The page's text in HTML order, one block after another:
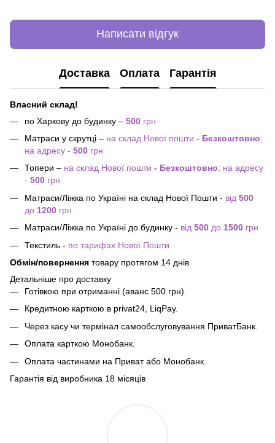
Написати відгук
Доставка Оплата Гарантія
Власний склад!
по Харкову до будинку – 500 грн
Матраси у скрутці – на склад Нової пошти - Безкоштовно;
на адресу - 500 грн
Топери – на склад Нової пошти - Безкоштовно; на адресу
- 500 грн
Матраси/Ліжка по Україні на склад Нової Пошти - від 500
до 1200 грн
Матраси/Ліжка по Україні до будинку - від 500 до 1500 грн
Текстиль - по тарифах Нової Пошти
Обмін/повернення товару протягом 14 днів
Детальніше про доставку
Готівкою при отриманні (аванс 500 грн).
Кредитною карткою в privat24, LiqPay.
Через касу чи термінал самообслуговування ПриватБанк.
Оплата карткою Монобанк.
Оплата частинами на Приват або Монобанк.
Гарантія від виробника 18 місяців